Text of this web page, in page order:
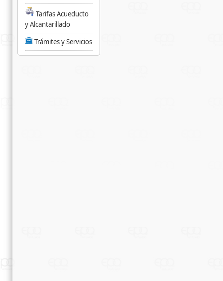
Tarifas Acueducto
y Alcantarillado
Trámites y Servicios